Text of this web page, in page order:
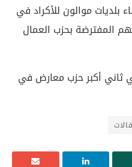
بلديات موالون للأكراد في
المفترضة بحزب العمال
ثاني أكبر حزب معارض في